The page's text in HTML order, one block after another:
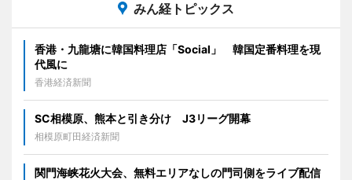
みん経トピックス
香港・九龍塘に韓国料理店「Social」 韓国定番料理を現
代風に
香港経済新聞
SC相模原、熊本と引き分け J3リーグ開幕
相模原町田経済新聞
関門海峡花火大会、無料エリアなしの門司側をライブ配信